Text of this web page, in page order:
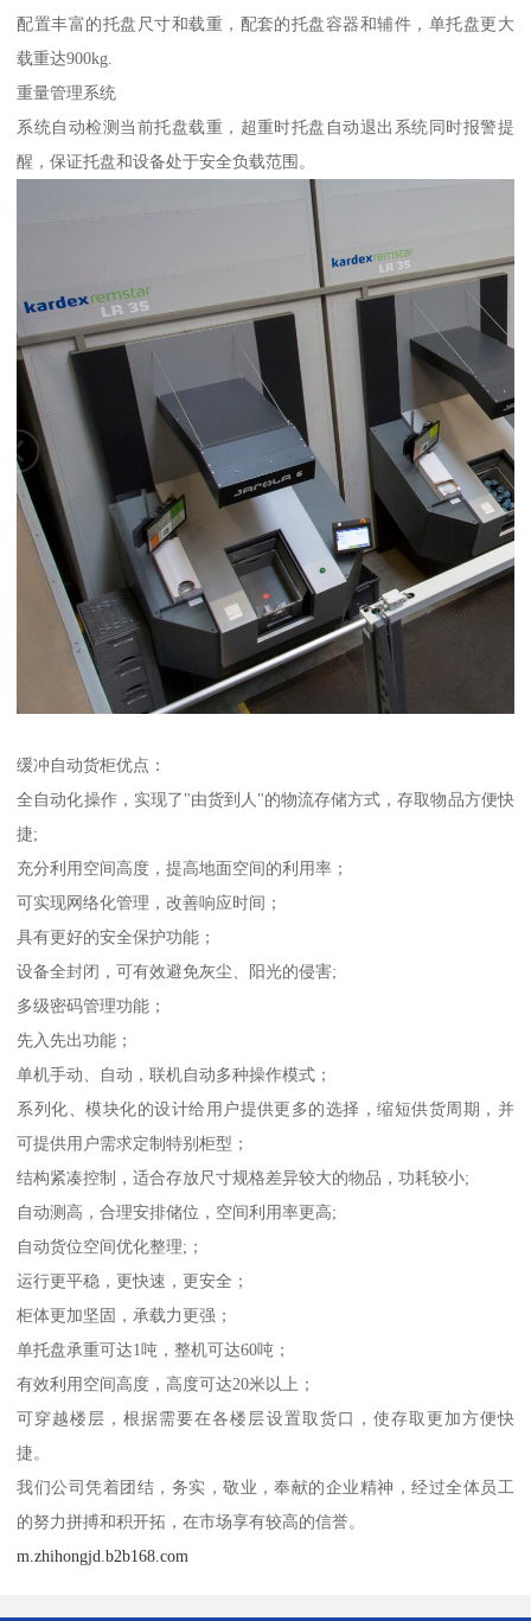
配置丰富的托盘尺寸和载重，配套的托盘容器和辅件，单托盘更大
载重达900kg.
重量管理系统
系统自动检测当前托盘载重，超重时托盘自动退出系统同时报警提
醒，保证托盘和设备处于安全负载范围。
缓冲自动货柜优点：
全自动化操作，实现了"由货到人"的物流存储方式，存取物品方便快
捷;
充分利用空间高度，提高地面空间的利用率；
可实现网络化管理，改善响应时间；
具有更好的安全保护功能；
设备全封闭，可有效避免灰尘、阳光的侵害;
多级密码管理功能；
先入先出功能；
单机手动、自动，联机自动多种操作模式；
系列化、模块化的设计给用户提供更多的选择，缩短供货周期，并
可提供用户需求定制特别柜型；
结构紧凑控制，适合存放尺寸规格差异较大的物品，功耗较小;
自动测高，合理安排储位，空间利用率更高;
自动货位空间优化整理;；
运行更平稳，更快速，更安全；
柜体更加坚固，承载力更强；
单托盘承重可达1吨，整机可达60吨；
有效利用空间高度，高度可达20米以上；
可穿越楼层，根据需要在各楼层设置取货口，使存取更加方便快
捷。
我们公司凭着团结，务实，敬业，奉献的企业精神，经过全体员工
的努力拼搏和积开拓，在市场享有较高的信誉。
m.zhihongjd.b2b168.com